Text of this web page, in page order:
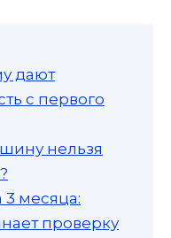
дают
с первого
нельзя
3 месяца:
проверку